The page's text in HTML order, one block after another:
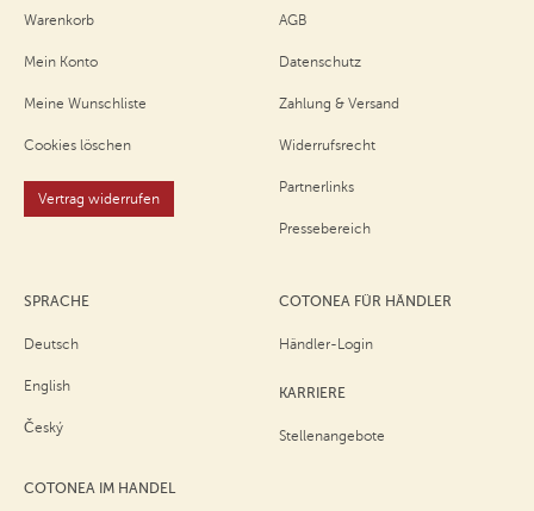
Warenkorb
Mein Konto
Meine Wunschliste
Cookies löschen
Vertrag widerrufen
AGB
Datenschutz
Zahlung & Versand
Widerrufsrecht
Partnerlinks
Pressebereich
SPRACHE
Deutsch
English
Český
COTONEA IM HANDEL
COTONEA FÜR HÄNDLER
Händler-Login
KARRIERE
Stellenangebote